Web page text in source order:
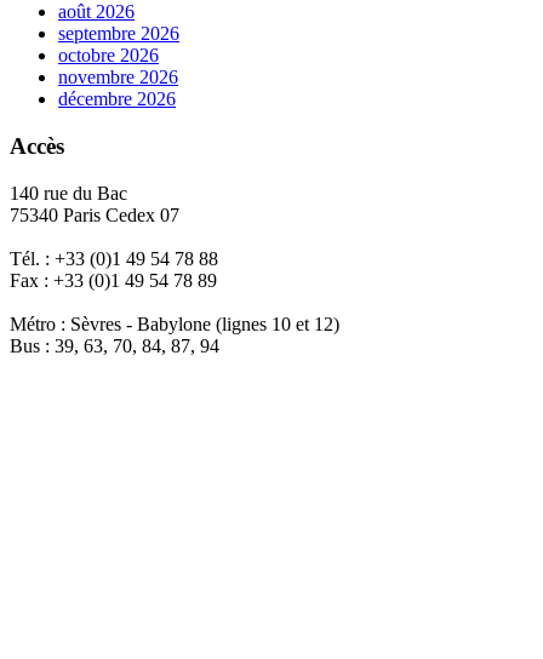
août 2026
septembre 2026
octobre 2026
novembre 2026
décembre 2026
Accès
140 rue du Bac
75340 Paris Cedex 07
Tél. : +33 (0)1 49 54 78 88
Fax : +33 (0)1 49 54 78 89
Métro : Sèvres - Babylone (lignes 10 et 12)
Bus : 39, 63, 70, 84, 87, 94